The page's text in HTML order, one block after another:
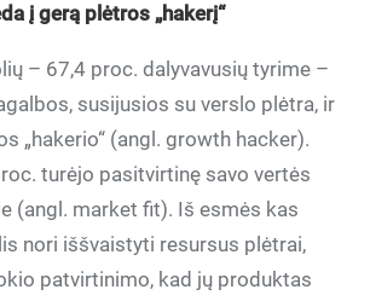
į gerą plėtros „hakerį“
– 67,4 proc. dalyvavusių tyrime –
susijusios su verslo plėtra, ir
„hakerio“ (angl. growth hacker).
turėjo pasitvirtinę savo vertės
(angl. market fit). Iš esmės kas
nori iššvaistyti resursus plėtrai,
patvirtinimo, kad jų produktas